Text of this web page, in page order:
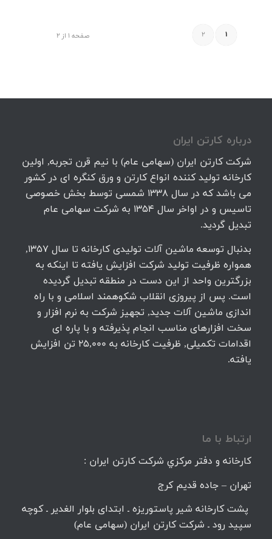
صفحه 1 از 2 1
2
درباره كارتن ايران
شرکت کارتن ایران (سهامی عام) با نیم قرن تجربه, اولین
کارخانه تولید کننده انواع کارتن و ورق کنگره ای در کشور
می باشد که در سال 1338 شمسی توسط بخش خصوصی
تاسیس و در اواخر سال 1354 به شرکت سهامی عام
تبدیل گردید.
بدنبال توسعه ماشین آلات تولیدی کارخانه تا سال 1357,
همواره ظرفیت تولید شرکت افزایش یافته تا اینکه به
بزرگترین واحد از این دست در منطقه تبدیل گردیده
است. پس از پیروزی انقلاب شکوهمند اسلامی و با راه
اندازی ماشین آلات جدید, تجهیز شرکت به نرم افزار و
سخت افزارهای مناسب انجام پذیرفته و با پاره ای
اقدامات تکمیلی, ظرفیت کارخانه به 25,000 تن افزایش
یافته.
ارتباط با ما
كارخانه و دفتر مركزي شركت كارتن ايران :
تهران – جاده قديم كرج
پشت کارخانه شیر پاستوریزه ـ ابتدای بلوار الغدیر ـ کوچه
سپید رود ـ شرکت کارتن ایران (سهامی عام)